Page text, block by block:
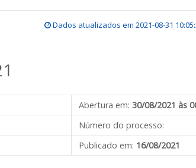
Dados atualizados em 2021-08-31
Abertura em: 30/08/2021 às
Número do processo:
Publicado em: 16/08/2021